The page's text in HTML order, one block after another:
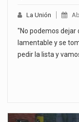
La Unión
"No podemos dejar
lamentable y se
pedir la lista y